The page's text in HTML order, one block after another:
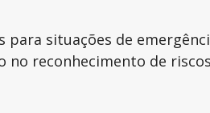
situações de
reconhecimento de